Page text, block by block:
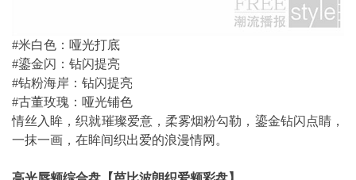
#米白色：哑光打底
#鎏金闪：钻闪提亮
#钻粉海岸：钻闪提亮
#古董玫瑰：哑光铺色
情丝入眸，织就璀璨爱意，柔雾烟粉勾勒，鎏金钻闪点睛，
一抹一画，在眸间织出爱的浪漫情网。